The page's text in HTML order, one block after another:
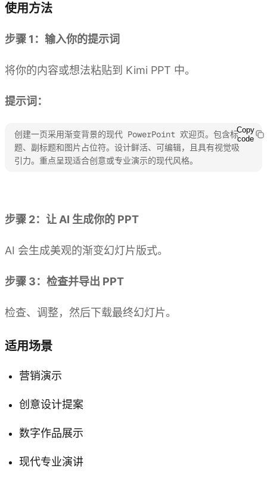
使用方法
步骤 1：输入你的提示词
将你的内容或想法粘贴到 Kimi PPT 中。
提示词：
创建一页采用渐变背景的现代 PowerPoint 欢迎页。包含标
题、副标题和图片占位符。设计鲜活、可编辑，且具有视觉吸
引力。重点呈现适合创意或专业演示的现代风格。
Copy
code
步骤 2：让 AI 生成你的 PPT
AI 会生成美观的渐变幻灯片版式。
步骤 3：检查并导出 PPT
检查、调整，然后下载最终幻灯片。
适用场景
营销演示
创意设计提案
数字作品展示
现代专业演讲